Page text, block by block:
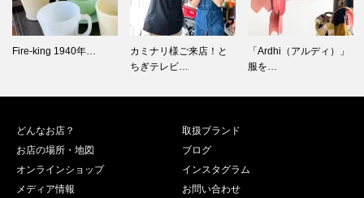
カミナリ様ご来店！と
「Ardhi（アルディ）」
服を…
Fire-kingとグラスベ
イ…
どんなお店？
取扱ブランド
お店の場所・地図
ブログ
オンラインショップ
インスタグラム
メディア情報
お問い合わせ